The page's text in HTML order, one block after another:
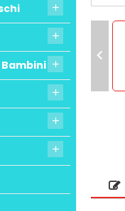






